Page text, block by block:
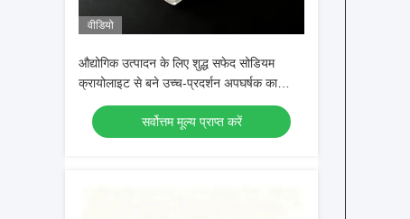
वीडियो
औद्योगिक उत्पादन के लिए शुद्ध सफेद सोडियम
क्रायोलाइट से बने उच्च-प्रदर्शन अपघर्षक का
फैक्टरी मूल्य
सर्वोत्तम मूल्य प्राप्त करें